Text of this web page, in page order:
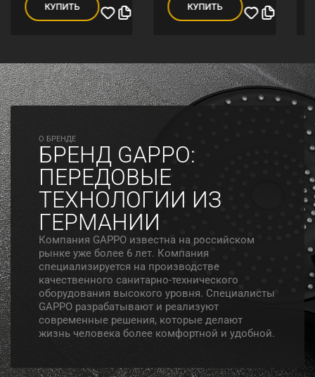
КУПИТЬ КУПИТЬ
O БРЕНДЕ
БРЕНД GAPPO:
ПЕРЕДОВЫЕ
ТЕХНОЛОГИИ ИЗ
ГЕРМАНИИ
Компания GAPPO известна на российском
рынке уже более 6 лет. Компания
специализируется на производстве
качественного санитарно-технического
оборудования высокого уровня. Специалисты
GAPPO разрабатывают и реализуют
современные решения, которые делают
жизнь человека более комфортной и удобной.